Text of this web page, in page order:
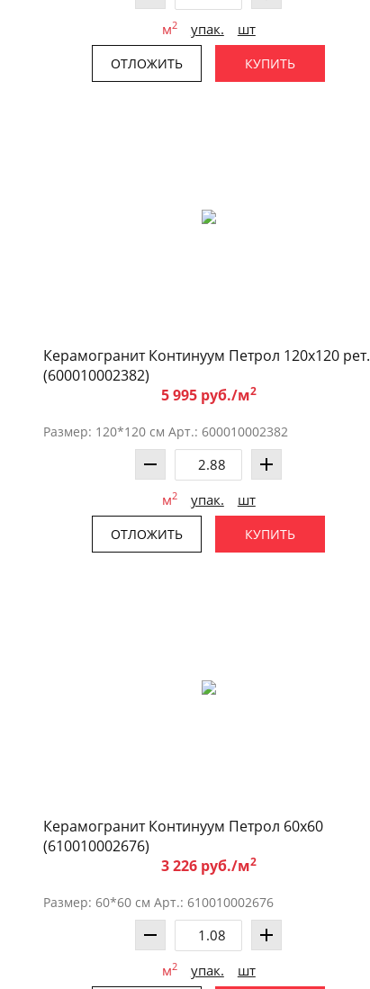
м2 упак. шт
ОТЛОЖИТЬ КУПИТЬ
Керамогранит Континуум Петрол 120x120 рет.
(600010002382)
5 995 руб./м2
Размер: 120*120 см Арт.: 600010002382
м2 упак. шт
ОТЛОЖИТЬ КУПИТЬ
Керамогранит Континуум Петрол 60x60
(610010002676)
3 226 руб./м2
Размер: 60*60 см Арт.: 610010002676
м2 упак. шт